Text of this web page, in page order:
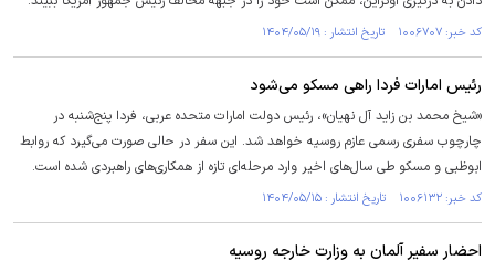
کد خبر: ۱۰۰۶۷۰۷ تاریخ انتشار : ۱۴۰۴/۰۵/۱۹
رئیس‌ امارات فردا راهی مسکو می‌شود
«شیخ محمد بن زاید آل نهیان»، رئیس دولت امارات متحده عربی، فردا پنج‌شنبه در
چارچوب سفری رسمی عازم روسیه خواهد شد. این سفر در حالی صورت می‌گیرد که روابط
ابوظبی و مسکو طی سال‌های اخیر وارد مرحله‌ای تازه از همکاری‌های راهبردی شده است.
کد خبر: ۱۰۰۶۱۳۲ تاریخ انتشار : ۱۴۰۴/۰۵/۱۵
احضار سفیر آلمان به وزارت خارجه روسیه